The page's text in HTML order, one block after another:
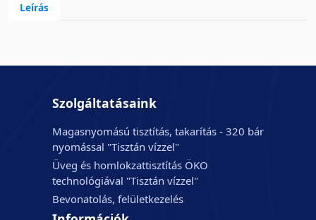
Leírás
Szolgáltatásaink
Magasnyomású tisztítás, takarítás - 320 bár
nyomással "Tisztán vízzel"
Üveg és homlokzattisztítás ÖKO
technológiával "Tisztán vízzel"
Bevonatolás, felületkezelés